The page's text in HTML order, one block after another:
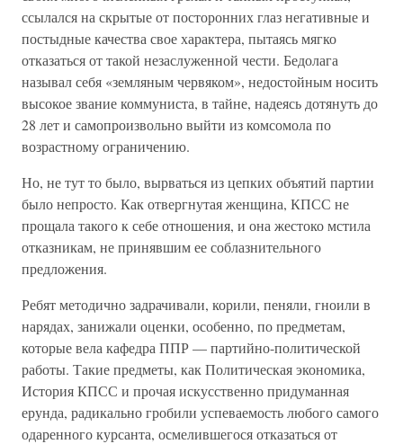
ссылался на скрытые от посторонних глаз негативные и
постыдные качества свое характера, пытаясь мягко
отказаться от такой незаслуженной чести. Бедолага
называл себя «земляным червяком», недостойным носить
высокое звание коммуниста, в тайне, надеясь дотянуть до
28 лет и самопроизвольно выйти из комсомола по
возрастному ограничению.
Но, не тут то было, вырваться из цепких объятий партии
было непросто. Как отвергнутая женщина, КПСС не
прощала такого к себе отношения, и она жестоко мстила
отказникам, не принявшим ее соблазнительного
предложения.
Ребят методично задрачивали, корили, пеняли, гноили в
нарядах, занижали оценки, особенно, по предметам,
которые вела кафедра ППР — партийно-политической
работы. Такие предметы, как Политическая экономика,
История КПСС и прочая искусственно придуманная
ерунда, радикально гробили успеваемость любого самого
одаренного курсанта, осмелившегося отказаться от